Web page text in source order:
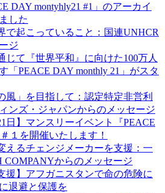
DAY montyhly21 #1」のアーカイ
した
で起こっていること：国連UNHCR
ジ
じて『世界平和』に向けた100万人
「PEACE DAY monthly 21」がスタ
風」を目指して：認定特定非営利
ンズ・ジャパンからのメッセージ
日】マンスリーイベント『PEACE
１を開催いたします！
えるチェンジメーカーを支援：一
COMPANYからのメッセージ
援】アフガニスタンで命の危険に
退避と保護を